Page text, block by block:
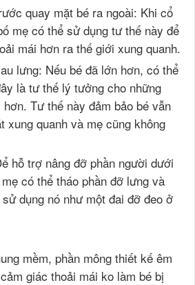
quay mặt bé ra ngoài: Khi cổ
mẹ có thể sử dụng tư thế này để
mái hơn ra thế giới xung quanh.
lưng: Nếu bé đã lớn hơn, có thể
là tư thế lý tưởng cho những
Tư thế này đảm bảo bé vẫn
xung quanh và mẹ cũng không
hỗ trợ nâng đỡ phần người dưới
có thể tháo phần đỡ lưng và
dụng nó như một đai đỡ đeo ở
mềm, phần mông thiết kế êm
giác thoải mái ko làm bé bị